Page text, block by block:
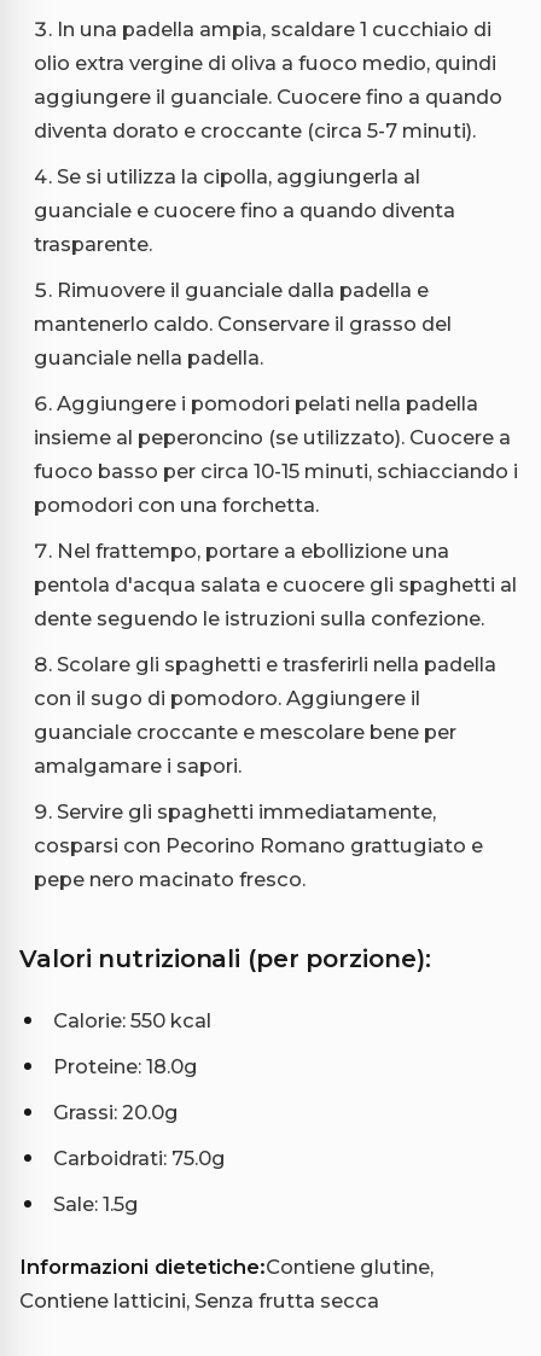
In una padella ampia, scaldare 1 cucchiaio di
olio extra vergine di oliva a fuoco medio, quindi
aggiungere il guanciale. Cuocere fino a quando
diventa dorato e croccante (circa 5-7 minuti).
Se si utilizza la cipolla, aggiungerla al
guanciale e cuocere fino a quando diventa
trasparente.
Rimuovere il guanciale dalla padella e
mantenerlo caldo. Conservare il grasso del
guanciale nella padella.
Aggiungere i pomodori pelati nella padella
insieme al peperoncino (se utilizzato). Cuocere a
fuoco basso per circa 10-15 minuti, schiacciando i
pomodori con una forchetta.
Nel frattempo, portare a ebollizione una
pentola d'acqua salata e cuocere gli spaghetti al
dente seguendo le istruzioni sulla confezione.
Scolare gli spaghetti e trasferirli nella padella
con il sugo di pomodoro. Aggiungere il
guanciale croccante e mescolare bene per
amalgamare i sapori.
Servire gli spaghetti immediatamente,
cosparsi con Pecorino Romano grattugiato e
pepe nero macinato fresco.
Valori nutrizionali (per porzione):
Calorie: 550 kcal
Proteine: 18.0g
Grassi: 20.0g
Carboidrati: 75.0g
Sale: 1.5g
Informazioni dietetiche:Contiene glutine,
Contiene latticini, Senza frutta secca